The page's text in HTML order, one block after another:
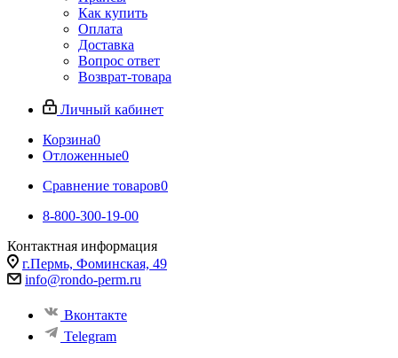
Как купить
Оплата
Доставка
Вопрос ответ
Возврат-товара
Личный кабинет
Корзина0
Отложенные0
Сравнение товаров0
8-800-300-19-00
Контактная информация
г.Пермь, Фоминская, 49
info@rondo-perm.ru
Вконтакте
Telegram